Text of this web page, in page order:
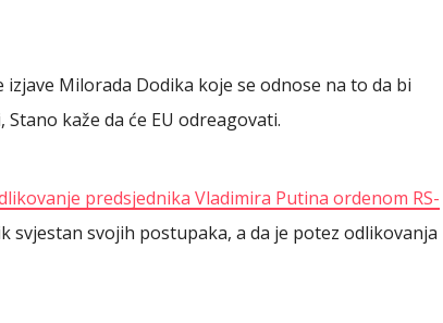
Milorada Dodika koje se odnose na to da bi
kaže da će EU odreagovati.
predsjednika Vladimira Putina ordenom RS-
svjestan svojih postupaka, a da je potez odlikovanja